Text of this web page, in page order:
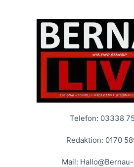
Telefon: 03338
Redaktion: 0170
Mail: